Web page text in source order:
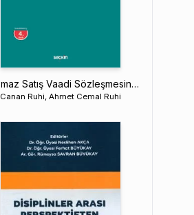
Taşınmaz Satış Vaadi Sözleşmesinden Kaynaklanan Davalar
Canan Ruhi, Ahmet Cemal Ruhi